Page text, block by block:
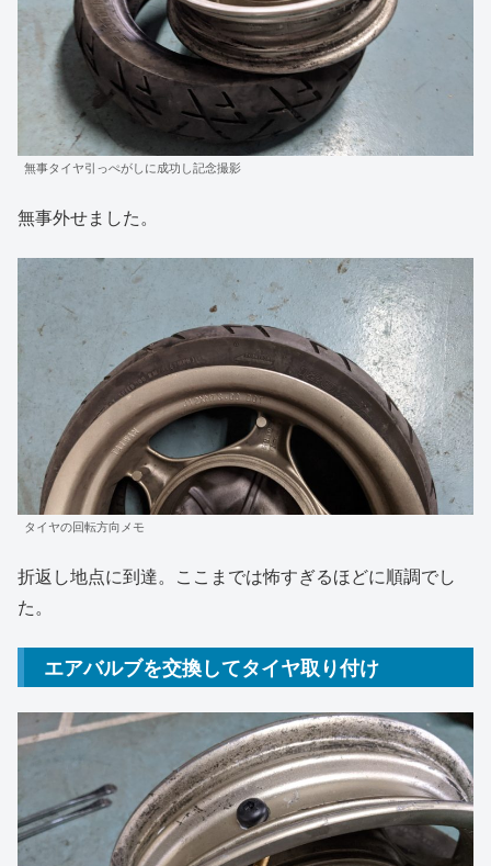
無事タイヤ引っぺがしに成功し記念撮影
無事外せました。
タイヤの回転方向メモ
折返し地点に到達。ここまでは怖すぎるほどに順調でし
た。
エアバルブを交換してタイヤ取り付け